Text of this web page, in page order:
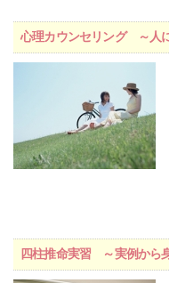
心理カウンセリング ～人
四柱推命実習 ～実例から